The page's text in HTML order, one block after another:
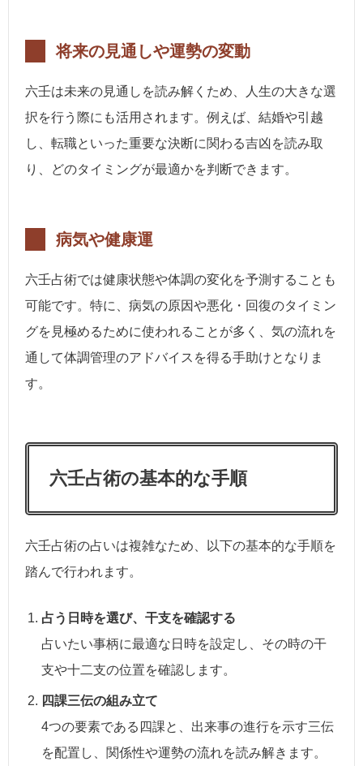
将来の見通しや運勢の変動
六壬は未来の見通しを読み解くため、人生の大きな選
択を行う際にも活用されます。例えば、結婚や引越
し、転職といった重要な決断に関わる吉凶を読み取
り、どのタイミングが最適かを判断できます。
病気や健康運
六壬占術では健康状態や体調の変化を予測することも
可能です。特に、病気の原因や悪化・回復のタイミン
グを見極めるために使われることが多く、気の流れを
通して体調管理のアドバイスを得る手助けとなりま
す。
六壬占術の基本的な手順
六壬占術の占いは複雑なため、以下の基本的な手順を
踏んで行われます。
占う日時を選び、干支を確認する
占いたい事柄に最適な日時を設定し、その時の干
支や十二支の位置を確認します。
四課三伝の組み立て
4つの要素である四課と、出来事の進行を示す三伝
を配置し、関係性や運勢の流れを読み解きます。